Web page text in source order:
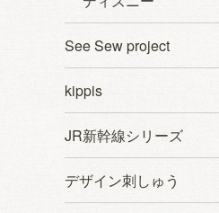
See Sew project
kippis
JR新幹線シリーズ
デザイン刺しゅう